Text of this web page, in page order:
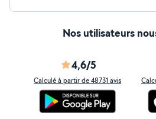
Nos utilisateurs
4,6/5
Calculé à partir de 48731 avis